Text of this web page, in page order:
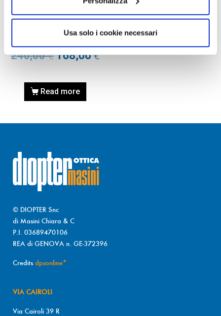
Usa solo i cookie necessari
OCCHIALE DA SOLE,
PERSOL
Occhiale PERSOL 0PO2484S
114671 52
240,00€ 168,00€
Read more
© DIOPTER Snc
di Masini Chiara & C
P.I. 03689470106
REA di GENOVA n. GE-372396
Credits dpsonline*
VIA CAIROLI
Via Cairoli 39 R